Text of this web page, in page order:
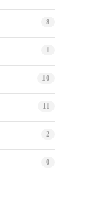
8
1
10
11
2
0